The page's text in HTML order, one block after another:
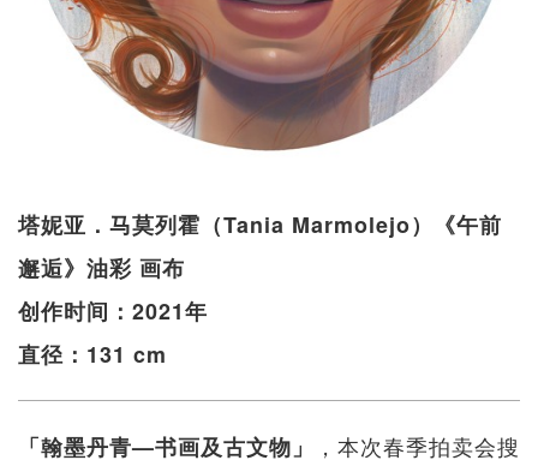
塔妮亚．马莫列霍（Tania Marmolejo）《午前
邂逅》油彩 画布
创作时间：2021年
直径：131 cm
「翰墨丹青—书画及古文物」
，本次春季拍卖会搜